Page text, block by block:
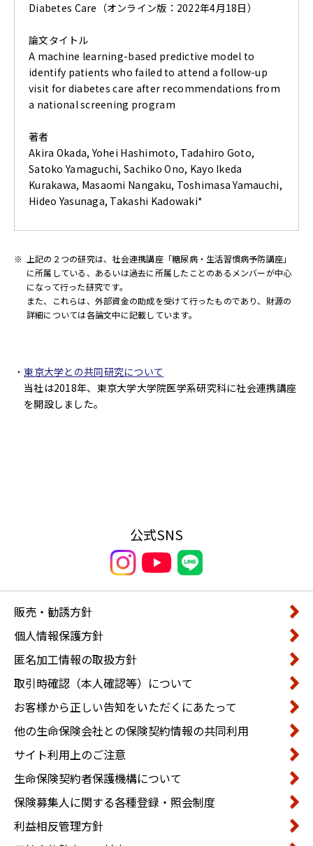
Diabetes Care（オンライン版：2022年4月18日）
論文タイトル
A machine learning-based predictive model to
identify patients who failed to attend a follow-up
visit for diabetes care after recommendations from
a national screening program
著者
Akira Okada, Yohei Hashimoto, Tadahiro Goto,
Satoko Yamaguchi, Sachiko Ono, Kayo Ikeda
Kurakawa, Masaomi Nangaku, Toshimasa Yamauchi,
Hideo Yasunaga, Takashi Kadowaki*
※
上記の２つの研究は、社会連携講座「糖尿病・生活習慣病予防講座」
に所属している、あるいは過去に所属したことのあるメンバーが中心
になって行った研究です。
また、これらは、外部資金の助成を受けて行ったものであり、財源の
詳細については各論文中に記載しています。
東京大学との共同研究について
当社は2018年、東京大学大学院医学系研究科に社会連携講座
を開設しました。
公式SNS
販売・勧誘方針
個人情報保護方針
匿名加工情報の取扱方針
取引時確認（本人確認等）について
お客様から正しい告知をいただくにあたって
他の生命保険会社との保険契約情報の共同利用
サイト利用上のご注意
生命保険契約者保護機構について
保険募集人に関する各種登録・照会制度
利益相反管理方針